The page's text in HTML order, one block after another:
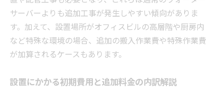
初めて導入する際に失敗しない業務用サー
バーの見極め方
無料設置の条件と本当の追加費用を知るために
無料設置の条件を炭酸水業務用ウォーター
見落としがちな追加費用と契約時の注意点
サーバーよりも追加工事が発生しやすい傾向がありま
す。加えて、設置場所がオフィスビルの高層階や厨房内
など特殊な環境の場合、追加の搬入作業費や特殊作業費
が加算されるケースもあります。
設置にかかる初期費用と追加料金の内訳解説